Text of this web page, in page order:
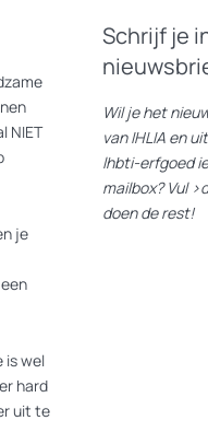
transcripts, audio
exhibition is accompanied
archive of LGBTI histories.
verzameling gedreven door
NIET
je
is wel
hard
uit te
Schrijf je
Wil je het
van IHLIA en
lhbti-erfgoed
mailbox? Vul
doen de rest!